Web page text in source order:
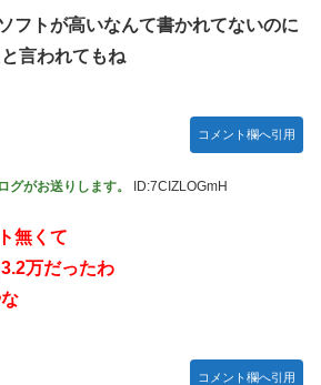
フトが高いなんて書かれてないのに
言われてもね
コメント欄へ引用
がお送りします。 ID:7CIZLOGmH
無くて
万だったわ
コメント欄へ引用